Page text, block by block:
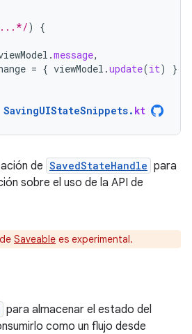
)
{
.message,
= { viewModel .update(it)
}
SavingUIStateSnippets. kt
de SavedStateHandle para
sobre el uso de la API de
Saveable es experimental.
para almacenar el estado del
como un flujo desde